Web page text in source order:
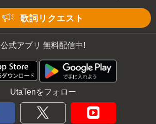
歌詞リクエスト
公式アプリ 無料配信中!
UtaTenをフォロー